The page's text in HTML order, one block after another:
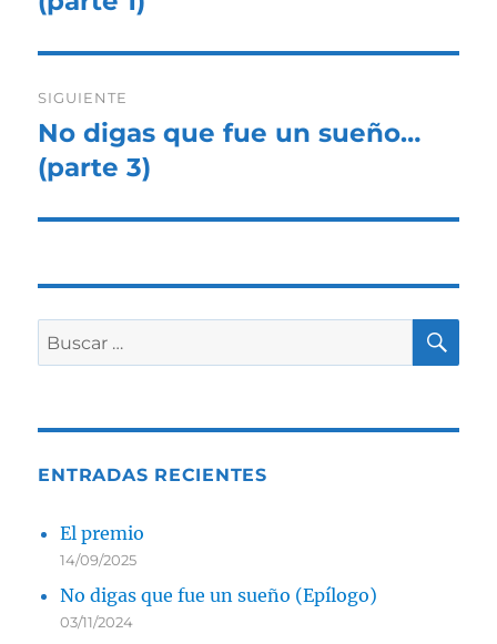
SIGUIENTE
Entrada
siguiente:
No digas que fue un sueño…
(parte 3)
Buscar
por:
ENTRADAS RECIENTES
El premio
14/09/2025
No digas que fue un sueño (Epílogo)
03/11/2024